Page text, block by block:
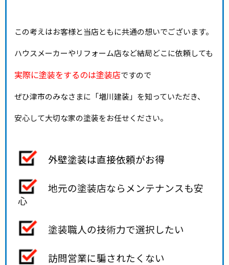
この考えはお客様と当店ともに共通の想いでございます。
ハウスメーカーやリフォーム店など結局どこに依頼しても
実際に塗装をするのは塗装店ですので
ぜひ津市のみなさまに「増川建装」を知っていただき、
安心して大切な家の塗装をお任せください。
外壁塗装は直接依頼がお得
地元の塗装店ならメンテナンスも安
心
塗装職人の技術力で選択したい
訪問営業に騙されたくない